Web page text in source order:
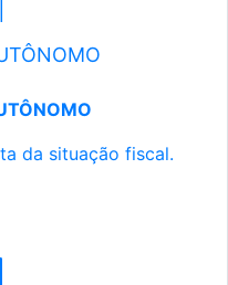
da situação fiscal.